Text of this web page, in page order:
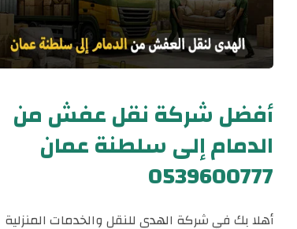
أفضل شركة نقل عفش من
الدمام إلى سلطنة عمان
0539600777
أهلا بك في شركة الهدى للنقل والخدمات المنزلية